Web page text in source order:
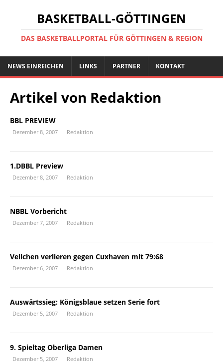
BASKETBALL-GÖTTINGEN
DAS BASKETBALLPORTAL FÜR GÖTTINGEN & REGION
NEWS EINREICHEN LINKS PARTNER KONTAKT
Artikel von Redaktion
BBL PREVIEW
Dezember 8, 2007 Redaktion
1.DBBL Preview
Dezember 8, 2007 Redaktion
NBBL Vorbericht
Dezember 7, 2007 Redaktion
Veilchen verlieren gegen Cuxhaven mit 79:68
Dezember 6, 2007 Redaktion
Auswärtssieg: Königsblaue setzen Serie fort
Dezember 5, 2007 Redaktion
9. Spieltag Oberliga Damen
Dezember 5, 2007 Redaktion